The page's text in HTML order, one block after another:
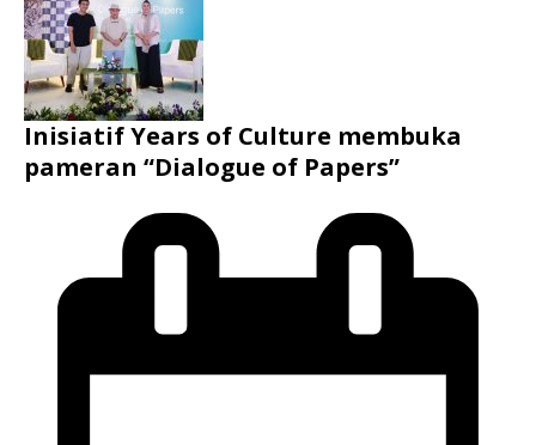
Inisiatif Years of Culture membuka
pameran “Dialogue of Papers”